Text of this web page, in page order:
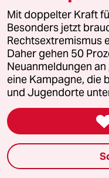
taz Archiv
Mehr taz Angebote
Reisen
Kantine
Mit doppelter Kraft
Besonders jetzt
Rechtsextremismus
Daher gehen 50
Neuanmeldungen an
eine Kampagne, die
und Jugendorte